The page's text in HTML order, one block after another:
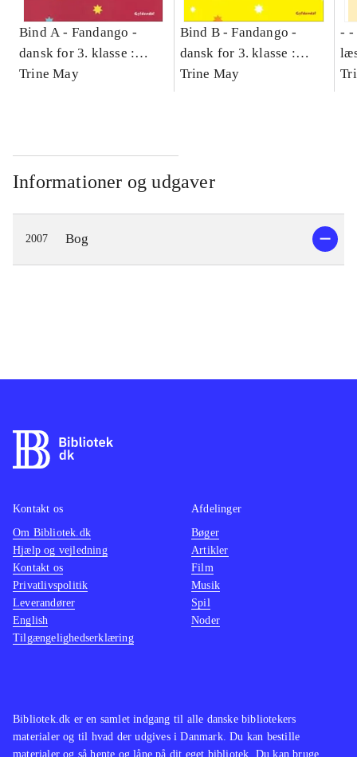
Bind A - Fandango -
dansk for 3. klasse :
grundbog -- Arbejdsbog.
Trine May
Bind B -Fandango -
dansk for 3. klasse :
grundbog -- Arbejdsbog.
Trine May
- -
-
Informationer og udgaver
2007 Bog
Bibliotek.dk er en samlet indgang til alle danske bibliotekers
materialer og til hvad der udgives i Danmark. Du kan bestille
materialer og så hente og låne på dit eget bibliotek. Du kan bruge
Kontakt os
Om Bibliotek.dk
Hjælp og vejledning
Kontakt os
Privatlivspolitik
Leverandører
English
Tilgængelighedserklæring
Afdelinger
Bøger
Artikler
Film
Musik
Spil
Noder